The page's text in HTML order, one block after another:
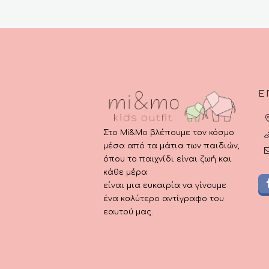
Στο Mi&Mo βλέπουμε τον κόσμο
μέσα από τα μάτια των παιδιών,
όπου το παιχνίδι είναι ζωή και
κάθε μέρα
είναι μια ευκαιρία να γίνουμε
ένα καλύτερο αντίγραφο του
εαυτού μας.